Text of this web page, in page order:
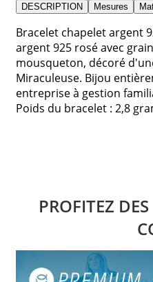
DESCRIPTION Mesures
Bracelet chapelet argent
argent 925 rosé avec
mousqueton, décoré
Miraculeuse. Bijou
entreprise à gestion
Poids du bracelet : 2,8
PROFITEZ